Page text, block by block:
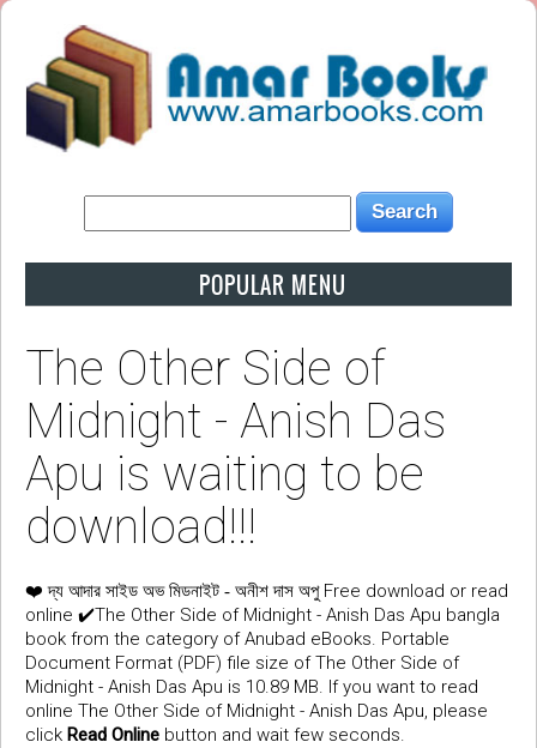
POPULAR MENU
The Other Side of
Midnight - Anish Das
Apu is waiting to be
download!!!
❤️দ্য আদার সাইড অভ মিডনাইট - অনীশ দাস অপুFree download or read
online ✔️The Other Side of Midnight - Anish Das Apu bangla
book from the category of Anubad eBooks. Portable
Document Format (PDF) file size of The Other Side of
Midnight - Anish Das Apu is 10.89 MB. If you want to read
online The Other Side of Midnight - Anish Das Apu, please
click Read Online button and wait few seconds.